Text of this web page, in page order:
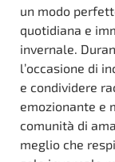
un modo
quotidiana e
invernale.
l’occasione di
e condividere
emozionante e
comunità di
meglio che